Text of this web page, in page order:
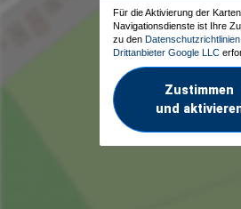
Für die Aktivierung der
Navigationsdienste ist Ihre
zu den
Drittanbieter Google LLC
Zustimmen
und